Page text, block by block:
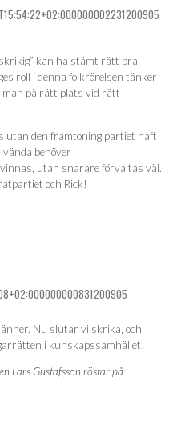
kan ha stämt rätt bra,
roll i denna folkrörelsen tänker
man på rätt plats vid rätt
utan den framtoning partiet haft
behöver
utan snarare förvaltas väl.
och Rick!
Nu slutar vi skrika, och
i kunskapssamhället!
Lars Gustafsson röstar på